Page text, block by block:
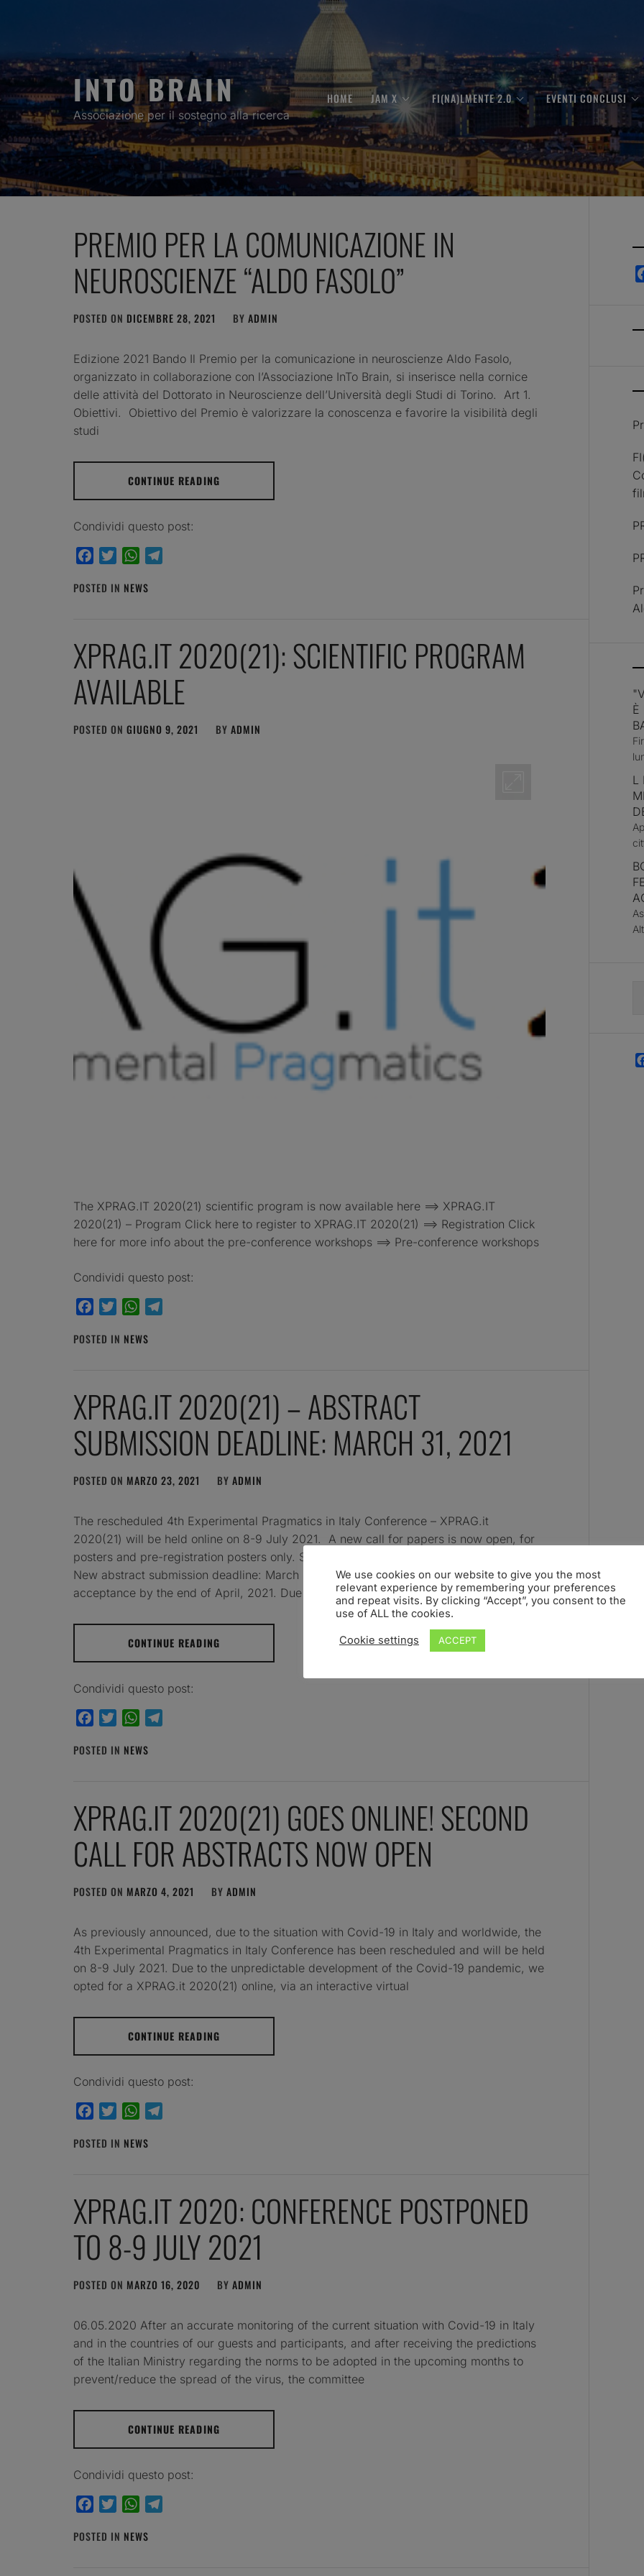
INTO BRAIN
Associazione per il sostegno alla ricerca
HOME JAM X FI(NA)LMENTE 2.0 EVENTI CONCLUSI
PREMIO PER LA COMUNICAZIONE IN
NEUROSCIENZE “ALDO FASOLO”
POSTED ON DICEMBRE 28, 2021 BY ADMIN
Edizione 2021 Bando Il Premio per la comunicazione in neuroscienze Aldo Fasolo,
organizzato in collaborazione con l’Associazione InTo Brain, si inserisce nella cornice
delle attività del Dottorato in Neuroscienze dell’Università degli Studi di Torino. Art 1.
Obiettivi. Obiettivo del Premio è valorizzare la conoscenza e favorire la visibilità degli
studi
CONTINUE READING
Condividi questo post:
FacebookTwitterWhatsApp
POSTED IN NEWS
XPRAG.IT 2020(21): SCIENTIFIC PROGRAM
AVAILABLE
POSTED ON GIUGNO 9, 2021 BY ADMIN
The XPRAG.IT 2020(21) scientific program is now available here ==> XPRAG.IT
2020(21) – Program Click here to register to XPRAG.IT 2020(21) ==> Registration Click
here for more info about the pre-conference workshops ==> Pre-conference workshops
Condividi questo post:
FacebookTwitterWhatsApp
POSTED IN NEWS
XPRAG.IT 2020(21) – ABSTRACT
SUBMISSION DEADLINE: MARCH 31, 2021
POSTED ON MARZO 23, 2021 BY ADMIN
The rescheduled 4th Experimental Pragmatics in Italy Conference – XPRAG.it
2020(21) will be held online on 8-9 July 2021. A new call for papers is now open, for
posters and pre-registration posters only. Submission form and further information here
New abstract submission deadline: March 31, 2021 (23:59 CET). Notification of
acceptance by the end of April, 2021. Due to the unpredictable development
CONTINUE READING
Condividi questo post:
FacebookTwitterWhatsApp
POSTED IN NEWS
XPRAG.IT 2020(21) GOES ONLINE! SECOND
CALL FOR ABSTRACTS NOW OPEN
POSTED ON MARZO 4, 2021 BY ADMIN
As previously announced, due to the situation with Covid-19 in Italy and worldwide, the
4th Experimental Pragmatics in Italy Conference has been rescheduled and will be held
on 8-9 July 2021. Due to the unpredictable development of the Covid-19 pandemic, we
opted for a XPRAG.it 2020(21) online, via an interactive virtual
CONTINUE READING
Condividi questo post:
FacebookTwitterWhatsApp
POSTED IN NEWS
XPRAG.IT 2020: CONFERENCE POSTPONED
TO 8-9 JULY 2021
POSTED ON MARZO 16, 2020 BY ADMIN
06.05.2020 After an accurate monitoring of the current situation with Covid-19 in Italy
and in the countries of our guests and participants, and after receiving the predictions
of the Italian Ministry regarding the norms to be adopted in the upcoming months to
prevent/reduce the spread of the virus, the committee
CONTINUE READING
Condividi questo post:
FacebookTwitterWhatsApp
POSTED IN NEWS
È
L
We use cookies on our website to give you the most
relevant experience by remembering your preferences
and repeat visits. By clicking “Accept”, you consent to the
use of ALL the cookies.
Cookie settings ACCEPT